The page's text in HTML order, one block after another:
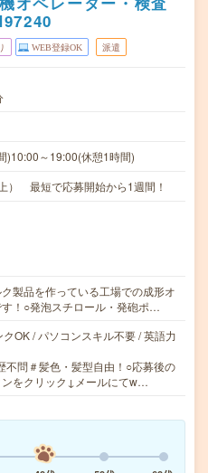
WEB登録OK 派遣
)10:00～19:00(休憩1時間)
） 最短で応募開始から1週間！
製品を作っている工場での成形オ
！○発泡スチロール・発砲ポ…
OK / パソコンスキル不要 / 英語力
不問＃髪色・髪型自由！○応募後の
をクリック↓メールにてw…